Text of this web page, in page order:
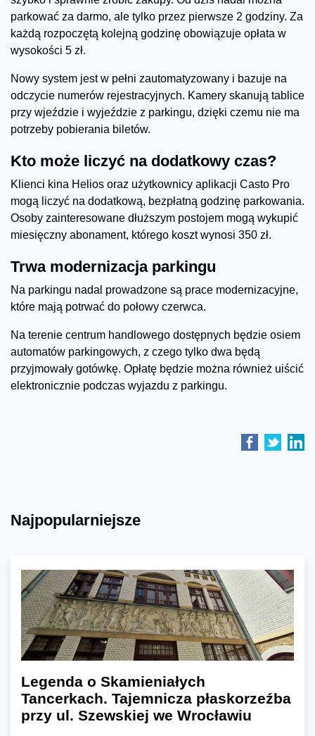
parkować za darmo, ale tylko przez pierwsze 2 godziny. Za
każdą rozpoczętą kolejną godzinę obowiązuje opłata w
wysokości 5 zł.
Nowy system jest w pełni zautomatyzowany i bazuje na
odczycie numerów rejestracyjnych. Kamery skanują tablice
przy wjeździe i wyjeździe z parkingu, dzięki czemu nie ma
potrzeby pobierania biletów.
Kto może liczyć na dodatkowy czas?
Klienci kina Helios oraz użytkownicy aplikacji Casto Pro
mogą liczyć na dodatkową, bezpłatną godzinę parkowania.
Osoby zainteresowane dłuższym postojem mogą wykupić
miesięczny abonament, którego koszt wynosi 350 zł.
Trwa modernizacja parkingu
Na parkingu nadal prowadzone są prace modernizacyjne,
które mają potrwać do połowy czerwca.
Na terenie centrum handlowego dostępnych będzie osiem
automatów parkingowych, z czego tylko dwa będą
przyjmowały gotówkę. Opłatę będzie można również uiścić
elektronicznie podczas wyjazdu z parkingu.
Najpopularniejsze
Legenda o Skamieniałych
Tancerkach. Tajemnicza płaskorzeźba
przy ul. Szewskiej we Wrocławiu